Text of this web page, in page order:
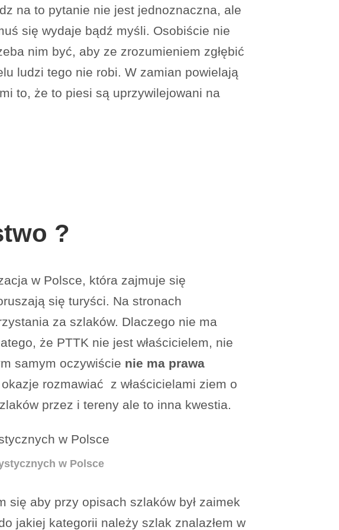
na to pytanie nie jest jednoznaczna, ale
się wydaje bądź myśli. Osobiście nie
nim być, aby ze zrozumieniem zgłębić
ludzi tego nie robi. W zamian powielają
to, że to piesi są uprzywilejowani na
?
w Polsce, która zajmuje się
się turyści. Na stronach
za szlaków. Dlaczego nie ma
że PTTK nie jest właścicielem, nie
samym oczywiście nie ma prawa
rozmawiać z właścicielami ziem o
przez i tereny ale to inna kwestia.
w Polsce
się aby przy opisach szlaków był zaimek
jakiej kategorii należy szlak znalazłem w